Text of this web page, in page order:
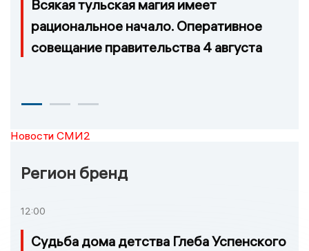
Всякая тульская магия имеет
рациональное начало. Оперативное
совещание правительства 4 августа
Новости СМИ2
Регион бренд
12:00
Судьба дома детства Глеба Успенского